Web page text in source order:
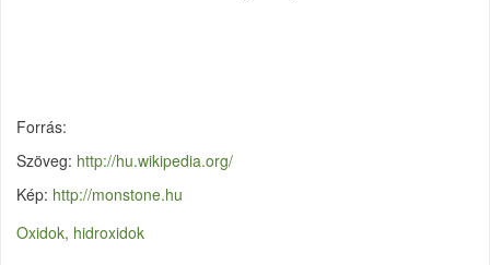
Forrás:
Szöveg: http://hu.wikipedia.org/
Kép: http://monstone.hu
Oxidok, hidroxidok